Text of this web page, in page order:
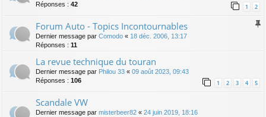
Réponses : 42 1 2
Forum Auto - Topics Incontournables
Dernier message par Comodo « 18 déc. 2006, 13:17
Réponses : 11
La revue technique du touran
Dernier message par Philou 33 « 09 août 2023, 09:43
Réponses : 106 1 2 3 4 5
Scandale VW
Dernier message par misterbeer82 « 24 juin 2019, 18:16